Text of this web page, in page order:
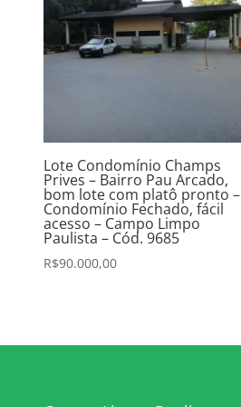
Lote Condomínio Champs
Prives – Bairro Pau Arcado,
bom lote com platô pronto –
Condomínio Fechado, fácil
acesso – Campo Limpo
Paulista – Cód. 9685
R$90.000,00